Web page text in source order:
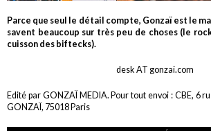
Parce que seul le détail compte, Gonzaï est le
savent beaucoup sur très peu de choses (le
cuisson des biftecks).
desk AT gonzai.com
Edité par GONZAÏ MEDIA. Pour tout envoi : CBE, 6
GONZAÏ, 75018 Paris